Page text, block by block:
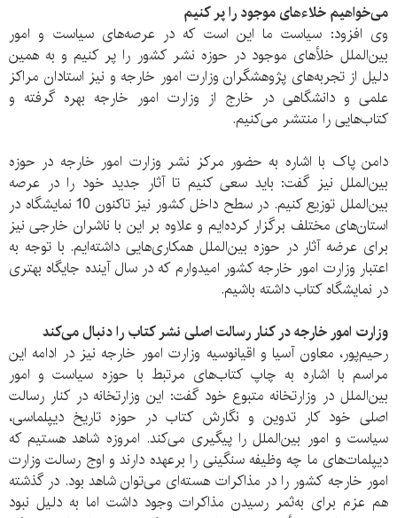
می‌خواهیم خلاءهای موجود را پر کنیم
وی افزود: سیاست ما این است که در عرصه‌های سیاست و امور
بین‌الملل خلأ‌های موجود در حوزه نشر کشور را پر کنیم و به همین
دلیل از تجربه‌های پژوهشگران وزارت امور خارجه و نیز استادان مراکز
علمی و دانشگاهی در خارج از وزارت امور خارجه بهره گرفته و
کتاب‌هایی را منتشر می‌کنیم.
دامن پاک با اشاره به حضور مرکز نشر وزارت امور خارجه در حوزه
بین‌الملل نیز گفت: باید سعی کنیم تا آثار جدید خود را در عرصه
بین‌الملل توزیع کنیم‌. در سطح داخل کشور نیز تاکنون 10 نمایشگاه در
استان‌های مختلف برگزار کرده‌ایم و علاوه بر این با ناشران خارجی نیز
برای عرضه آثار در حوزه بین‌الملل همکاری‌هایی داشته‌ایم. با توجه به
اعتبار وزارت امور خارجه کشور امیدوارم که در سال آینده جایگاه بهتری
در نمایشگاه کتاب داشته باشیم.
وزارت امور خارجه در کنار رسالت اصلی‌ نشر کتاب را دنبال می‌کند
رحیم‌پور، معاون آسیا و اقیانوسیه وزارت امور خارجه نیز در ادامه این
مراسم با اشاره به‌ چاپ کتاب‌های مرتبط با حوزه سیاست‌ و امور
بین‌الملل در وزارتخانه متبوع خود گفت: این وزارتخانه در کنار رسالت
اصلی خود کار تدوین و نگارش کتاب در حوزه‌ تاریخ دیپلماسی،
سیاست و امور بین‌الملل را پیگیری می‌کند. امروزه شاهد هستیم که
دیپلمات‌های ما چه وظیفه سنگینی را برعهده دارند و اوج رسالت‌ وزارت
امور خارجه کشور را در مذاکرات هسته‌ای می‌توان شاهد بود. در گذشته
هم عزم برای به‌ثمر رسیدن‌ مذاکرات وجود داشت اما به دلیل نبود